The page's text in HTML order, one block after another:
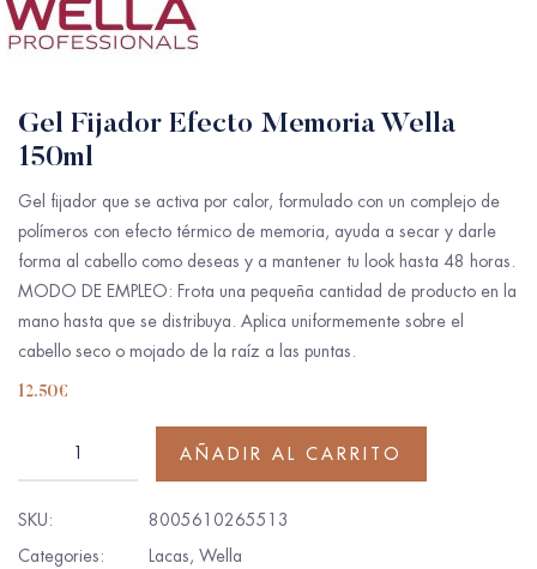
Gel Fijador Efecto Memoria Wella
150ml
Gel fijador que se activa por calor, formulado con un complejo de
polímeros con efecto térmico de memoria, ayuda a secar y darle
forma al cabello como deseas y a mantener tu look hasta 48 horas.
MODO DE EMPLEO: Frota una pequeña cantidad de producto en la
mano hasta que se distribuya. Aplica uniformemente sobre el
cabello seco o mojado de la raíz a las puntas.
12.50€
AÑADIR AL CARRITO
SKU:
8005610265513
Categories:
Lacas, Wella